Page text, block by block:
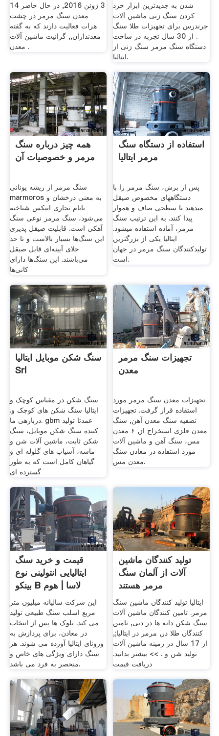
3 ژوئن 2016, در حال حاضر 14
معدن سنگ مرمر در چشت
هرات فعالیت دارند که به گفته
معدنداران,, گرانیت ماشین آلات
معدن .
شدن به جدیدترین ابزار خرد
کردن سنگ زنی ماشین آلات
جرندرس برای تجهیزات طلا سنگ
. از 30 سال تجربه در ساخت
دستگاه سنگ مرمر سنگ زنی از
ایتالیا.
همه چیز درباره سنگ
مرمر و خصوصیات آن
سنگ مرمر از ریشه یونانی
marmoros به معنی درخشان و
بانام تجاری انیکس شناخته
می‌شود، سنگ مرمر نوعی سنگ
آهکی است. قابلیت صیقل پذیری
این سنگ‌ها بسیار بالاست و تا حد
جلای آیینه‌ای قابل صیقل
می‌باشند. این سنگ‌ها دارای
کانی‌ها
استفاده از دستگاه سنگ
مرمر ایتالیا
پس از برش، سنگ مرمر را با
دستگاه‏های مخصوص صیقل
می‏دهند تا سطحی صاف و هموار
پیدا کنند. به این ترتیب سنگ
مرمر، آماده استفاده می‏شود.
ایتالیا یکی از بزرگترین
تولیدکنندگان سنگ مرمر در جهان
است.
سنگ شکن موبایل ایتالیا
Srl
سنگ شکن در مقیاس کوچک و
ایتالیا سنگ شکن های کوچک و.
دربارهی ما. gbm عمدتا تولید
کننده سنگ شکن موبایل، سنگ
شکن ثابت، ماشین آلات شن و
ماسه، آسیاب های گلوله ای و
گیاهان کامل است که به طور
گسترده ای
تجهیزات سنگ مرمر
معدن
تجهیزات معدن سنگ مرمر مورد
استفاده قرار گرفت. تجهیزات
تصفیه سنگ معدن آهن, سنگ
معدن فلزی استخراج از, ۶ معدن
مس، سنگ آهن و ماشین آلات
مورد استفاده در معادن سنگ
معدن مس.
قیمت و خرید سنگ
ایتالیایی انتولینی نوع
بینکو B لاسا | هوم
این شرکت سالیانه میلیون متر
مربع اسلب سنگ طبیعی تولید
می کند. بلوک ها پس از انتخاب
در معادن، برای پردازش به
ورونای ایتالیا آورده می شوند. هر
سنگ دارای ویژگی های خاص و
منحصر به فرد می باشد.
تولید کنندگان ماشین
آلات از آلمان سنگ
مرمر هستند
ایتالیا تولید کنندگان ماشین سنگ
مرمر. تامین کنندگان ماشین آلات
سنگ شکن دانه ها در دبی, تامین
کنندگان طلا در, مرمر در ایتالیا;,
از 17 سال در زمینه ماشین آلات
تولید شن و . >> بیشتر بدانید.
دریافت قیمت